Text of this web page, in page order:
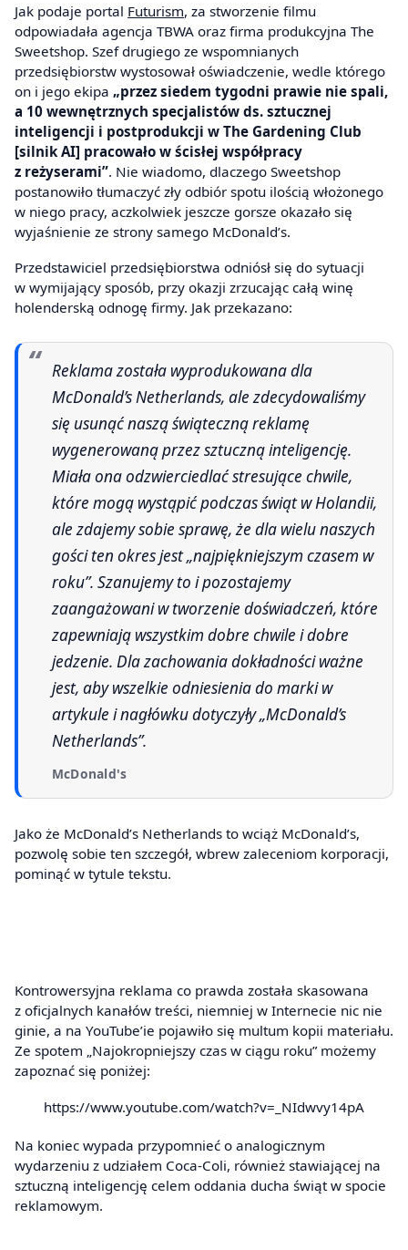
Jak podaje portal Futurism, za stworzenie filmu
odpowiadała agencja TBWA oraz firma produkcyjna The
Sweetshop. Szef drugiego ze wspomnianych
przedsiębiorstw wystosował oświadczenie, wedle którego
on i jego ekipa „przez siedem tygodni prawie nie spali,
a 10 wewnętrznych specjalistów ds. sztucznej
inteligencji i postprodukcji w The Gardening Club
[silnik AI] pracowało w ścisłej współpracy
z reżyserami”. Nie wiadomo, dlaczego Sweetshop
postanowiło tłumaczyć zły odbiór spotu ilością włożonego
w niego pracy, aczkolwiek jeszcze gorsze okazało się
wyjaśnienie ze strony samego McDonald’s.
Przedstawiciel przedsiębiorstwa odniósł się do sytuacji
w wymijający sposób, przy okazji zrzucając całą winę
holenderską odnogę firmy. Jak przekazano:
Reklama została wyprodukowana dla
McDonald’s Netherlands, ale zdecydowaliśmy
się usunąć naszą świąteczną reklamę
wygenerowaną przez sztuczną inteligencję.
Miała ona odzwierciedlać stresujące chwile,
które mogą wystąpić podczas świąt w Holandii,
ale zdajemy sobie sprawę, że dla wielu naszych
gości ten okres jest „najpiękniejszym czasem w
roku”. Szanujemy to i pozostajemy
zaangażowani w tworzenie doświadczeń, które
zapewniają wszystkim dobre chwile i dobre
jedzenie. Dla zachowania dokładności ważne
jest, aby wszelkie odniesienia do marki w
artykule i nagłówku dotyczyły „McDonald’s
Netherlands”.
McDonald's
Jako że McDonald’s Netherlands to wciąż McDonald’s,
pozwolę sobie ten szczegół, wbrew zaleceniom korporacji,
pominąć w tytule tekstu.
Kontrowersyjna reklama co prawda została skasowana
z oficjalnych kanałów treści, niemniej w Internecie nic nie
ginie, a na YouTube’ie pojawiło się multum kopii materiału.
Ze spotem „Najokropniejszy czas w ciągu roku” możemy
zapoznać się poniżej:
https://www.youtube.com/watch?v=_NIdwvy14pA
Na koniec wypada przypomnieć o analogicznym
wydarzeniu z udziałem Coca-Coli, również stawiającej na
sztuczną inteligencję celem oddania ducha świąt w spocie
reklamowym.